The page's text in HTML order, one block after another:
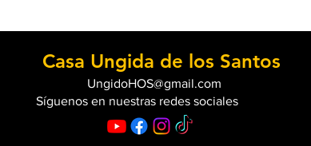
Casa Ungida de los Santos
UngidoHOS@gmail.com
Síguenos en nuestras redes sociales